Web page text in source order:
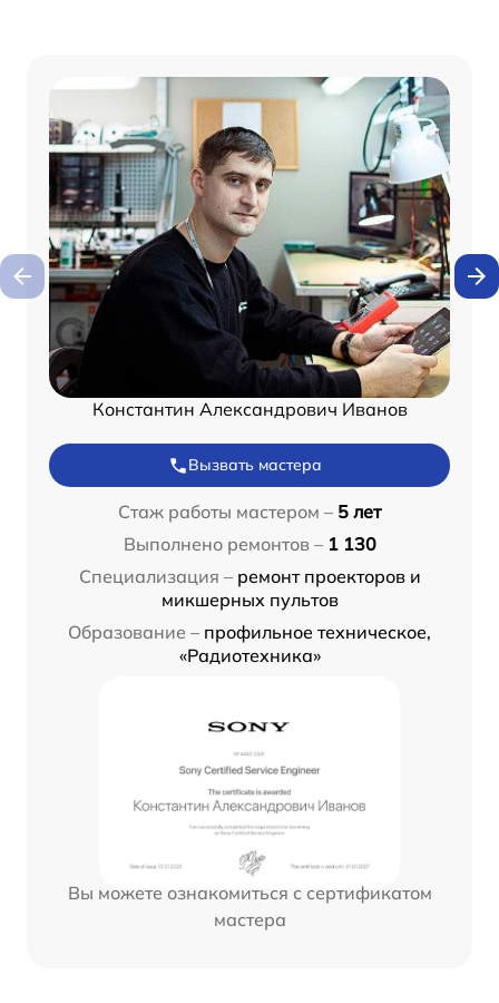
Константин Александрович Иванов
Вызвать мастера
Стаж работы мастером – 5 лет
Выполнено ремонтов – 1 130
Специализация – ремонт проекторов и
микшерных пультов
Образование – профильное техническое,
«Радиотехника»
Вы можете ознакомиться с сертификатом
мастера